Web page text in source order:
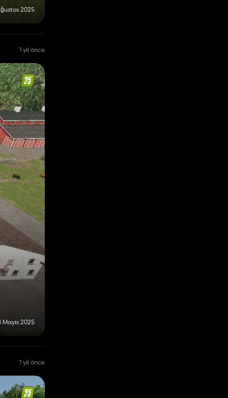
2025
1 yıl önce
Mayıs 2025
1 yıl önce